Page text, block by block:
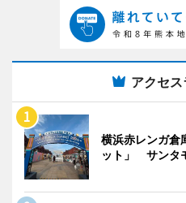
アクセ
横浜赤レンガ倉
ット」 サンタ